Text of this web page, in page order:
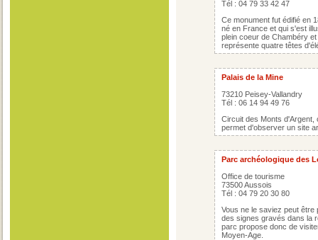
Tél : 04 79 33 42 47
Ce monument fut édifié en
né en France et qui s'est
plein coeur de Chambéry
représente quatre têtes
Palais de la Mine
73210 Peisey-Vallandry
Tél : 06 14 94 49 76
Circuit des Monts
permet d'observer un site
Parc archéologique des
Office de tourisme
73500 Aussois
Tél : 04 79 20 30 80
Vous ne le saviez peut
des signes gravés dans la
parc propose donc de
Moyen-Age.